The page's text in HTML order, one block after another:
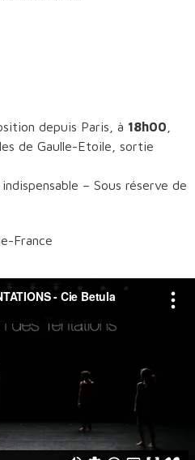
depuis Paris, à 18h00
de Gaulle-Etoile, sortie
– Sous réserve de
France